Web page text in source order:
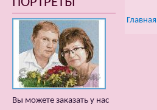
Главная
Вы можете заказать у нас